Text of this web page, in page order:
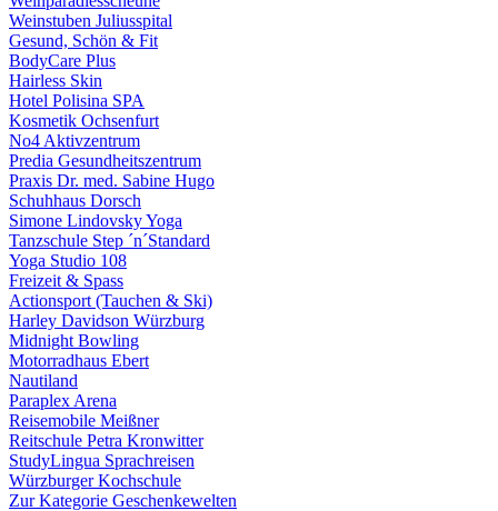
Weinstuben Juliusspital
Gesund, Schön & Fit
BodyCare Plus
Hairless Skin
Hotel Polisina SPA
Kosmetik Ochsenfurt
No4 Aktivzentrum
Predia Gesundheitszentrum
Praxis Dr. med. Sabine Hugo
Schuhhaus Dorsch
Simone Lindovsky Yoga
Tanzschule Step ´n´Standard
Yoga Studio 108
Freizeit & Spass
Actionsport (Tauchen & Ski)
Harley Davidson Würzburg
Midnight Bowling
Motorradhaus Ebert
Nautiland
Paraplex Arena
Reisemobile Meißner
Reitschule Petra Kronwitter
StudyLingua Sprachreisen
Würzburger Kochschule
Zur Kategorie Geschenkewelten